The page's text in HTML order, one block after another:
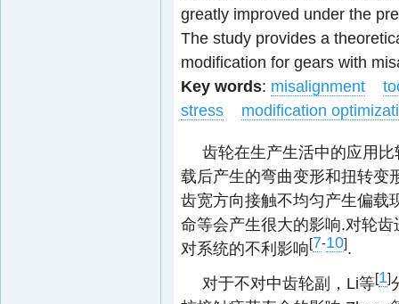
greatly improved under the
The study provides a
modification for gears with
Key words: misalignment
stress
modification
齿轮在生产生活中的应用
载后产生的弯曲变形和扭转变
齿宽方向接触不均匀产生偏载
命等会产生很大的影响.对轮
对系统的不利影响[7-10].
对于不对中齿轮副，Li等[1]